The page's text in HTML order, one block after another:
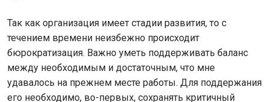
Так как организация имеет стадии развития, то с
течением времени неизбежно происходит
бюрократизация. Важно уметь поддерживать баланс
между необходимым и достаточным, что мне
удавалось на прежнем месте работы. Для поддержания
его необходимо, во-первых, сохранять критичный